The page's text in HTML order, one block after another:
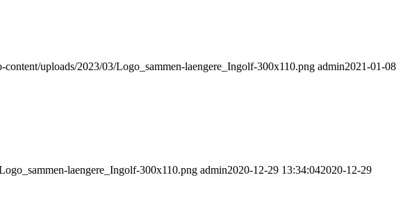
uploads/2023/03/Logo_sammen-laengere_Ingolf-300x110.png admin2021-01-08
laengere_Ingolf-300x110.png admin2020-12-29 13:34:042020-12-29